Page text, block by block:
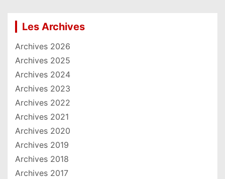
Les Archives
Archives 2026
Archives 2025
Archives 2024
Archives 2023
Archives 2022
Archives 2021
Archives 2020
Archives 2019
Archives 2018
Archives 2017